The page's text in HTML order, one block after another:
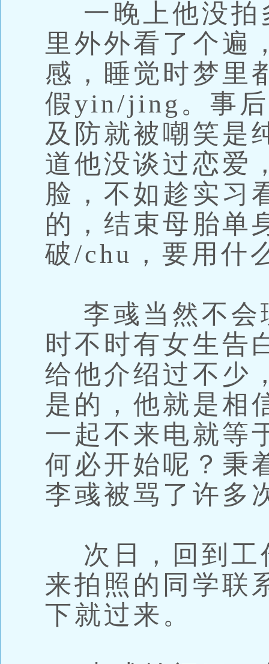
一晚上他没拍
里外外看了个遍
感，睡觉时梦里
假yin/jing。事
及防就被嘲笑是
道他没谈过恋爱
脸，不如趁实习
的，结束母胎单
破/chu，要用什
李彧当然不会
时不时有女生告
给他介绍过不少
是的，他就是相
一起不来电就等
何必开始呢？秉
李彧被骂了许多
次日，回到工
来拍照的同学联
下就过来。